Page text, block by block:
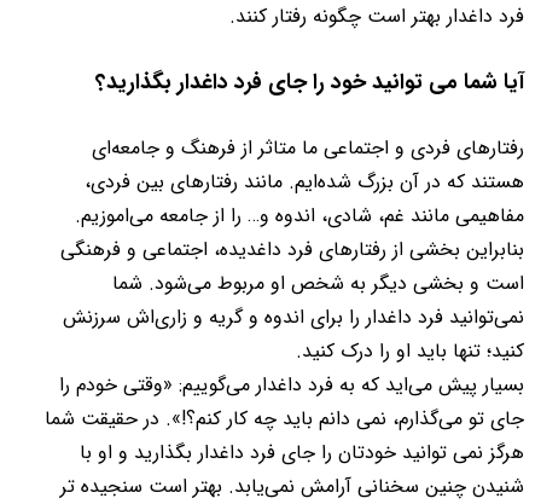
فرد داغدار بهتر است چگونه رفتار کنند.
آیا شما می توانید خود را جای فرد داغدار بگذارید؟
رفتارهای فردی و اجتماعی ما متاثر از فرهنگ و جامعه‌ای
هستند که در آن بزرگ شده‌ایم. مانند رفتارهای بین فردی،
مفاهیمی مانند غم، شادی، اندوه و… را از جامعه می‌اموزیم.
بنابراین بخشی از رفتارهای فرد داغدیده، اجتماعی و فرهنگی
است و بخشی دیگر به شخص او مربوط می‌شود. شما
نمی‌توانید فرد داغدار را برای اندوه و گریه و زاری‌اش سرزنش
کنید؛ تنها باید او را درک کنید.
بسیار پیش می‌اید که به فرد داغدار می‌گوییم: «وقتی خودم را
جای تو می‌گذارم، نمی دانم باید چه کار کنم؟!». در حقیقت شما
هرگز نمی توانید خودتان را جای فرد داغدار بگذارید و او با
شنیدن چنین سخنانی آرامش نمی‌یابد. بهتر است سنجیده تر